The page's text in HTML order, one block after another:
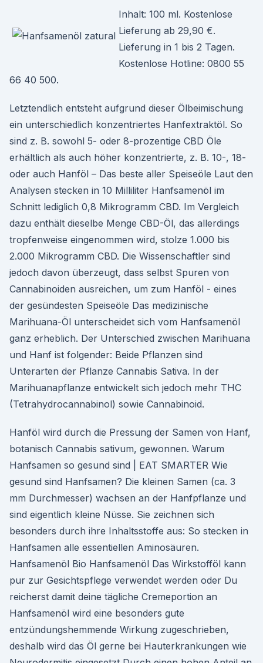
Inhalt: 100 ml. Kostenlose
Lieferung ab 29,90 €.
Lieferung in 1 bis 2 Tagen.
Kostenlose Hotline: 0800 55
66 40 500.
Letztendlich entsteht aufgrund dieser Ölbeimischung
ein unterschiedlich konzentriertes Hanfextraktöl. So
sind z. B. sowohl 5- oder 8-prozentige CBD Öle
erhältlich als auch höher konzentrierte, z. B. 10-, 18-
oder auch Hanföl – Das beste aller Speiseöle Laut den
Analysen stecken in 10 Milliliter Hanfsamenöl im
Schnitt lediglich 0,8 Mikrogramm CBD. Im Vergleich
dazu enthält dieselbe Menge CBD-Öl, das allerdings
tropfenweise eingenommen wird, stolze 1.000 bis
2.000 Mikrogramm CBD. Die Wissenschaftler sind
jedoch davon überzeugt, dass selbst Spuren von
Cannabinoiden ausreichen, um zum Hanföl - eines
der gesündesten Speiseöle Das medizinische
Marihuana-Öl unterscheidet sich vom Hanfsamenöl
ganz erheblich. Der Unterschied zwischen Marihuana
und Hanf ist folgender: Beide Pflanzen sind
Unterarten der Pflanze Cannabis Sativa. In der
Marihuanapflanze entwickelt sich jedoch mehr THC
(Tetrahydrocannabinol) sowie Cannabinoid.
Hanföl wird durch die Pressung der Samen von Hanf,
botanisch Cannabis sativum, gewonnen. Warum
Hanfsamen so gesund sind | EAT SMARTER Wie
gesund sind Hanfsamen? Die kleinen Samen (ca. 3
mm Durchmesser) wachsen an der Hanfpflanze und
sind eigentlich kleine Nüsse. Sie zeichnen sich
besonders durch ihre Inhaltsstoffe aus: So stecken in
Hanfsamen alle essentiellen Aminosäuren.
Hanfsamenöl Bio Hanfsamenöl Das Wirkstofföl kann
pur zur Gesichtspflege verwendet werden oder Du
reicherst damit deine tägliche Cremeportion an
Hanfsamenöl wird eine besonders gute
entzündungshemmende Wirkung zugeschrieben,
deshalb wird das Öl gerne bei Hauterkrankungen wie